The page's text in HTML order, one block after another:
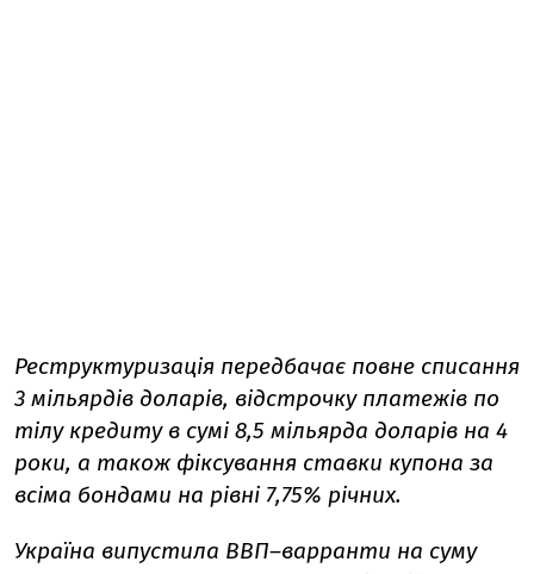
Реструктуризація передбачає повне списання
3 мільярдів доларів, відстрочку платежів по
тілу кредиту в сумі 8,5 мільярда доларів на 4
роки, а також фіксування ставки купона за
всіма бондами на рівні 7,75% річних.
Україна випустила ВВП–варранти на суму